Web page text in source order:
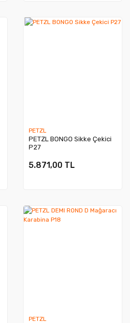
PETZL
PETZL BONGO Sikke Çekici
P27
5.871,00 TL
PETZL